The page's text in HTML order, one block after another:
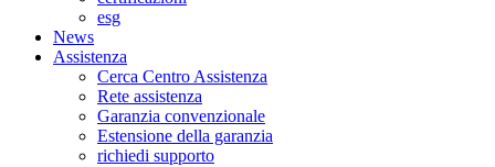
esg
News
Assistenza
Cerca Centro Assistenza
Rete assistenza
Garanzia convenzionale
Estensione della garanzia
richiedi supporto